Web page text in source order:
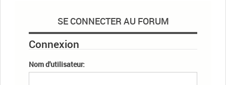
SE CONNECTER AU FORUM
Connexion
Nom d'utilisateur: